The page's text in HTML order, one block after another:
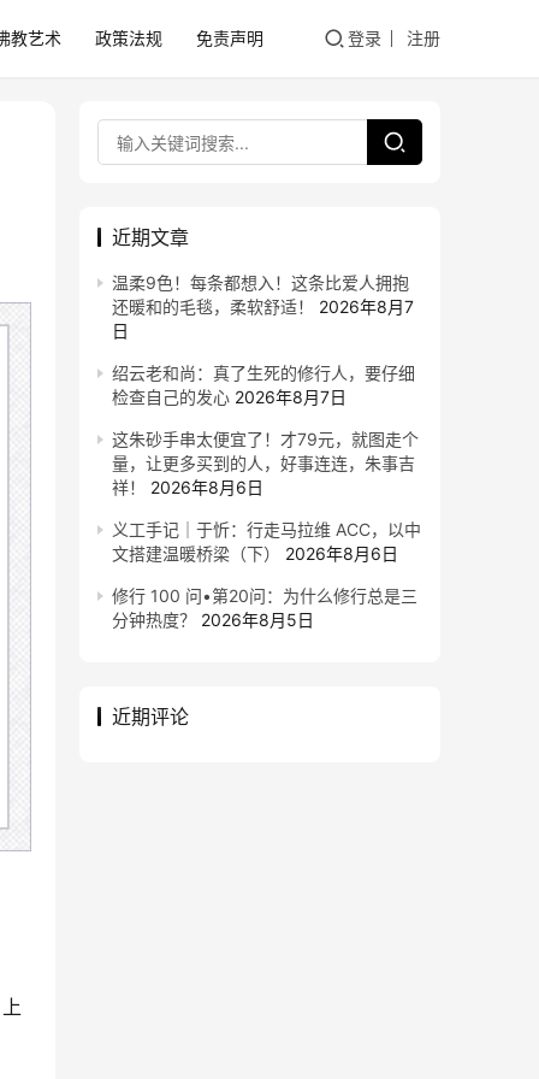
教艺术 政策法规 免责声明 登录 注册
近期文章
温柔9色！每条都想入！这条比爱人拥抱
还暖和的毛毯，柔软舒适！
2026年8月7
日
绍云老和尚：真了生死的修行人，要仔细
检查自己的发心 2026年8月7日
这朱砂手串太便宜了！才79元，就图走个
量，让更多买到的人，好事连连，朱事吉
祥！
2026年8月6日
义工手记｜于忻：行走马拉维 ACC，以中
文搭建温暖桥梁（下）
2026年8月6日
修行 100 问•第20问：为什么修行总是三
分钟热度？
2026年8月5日
近期评论